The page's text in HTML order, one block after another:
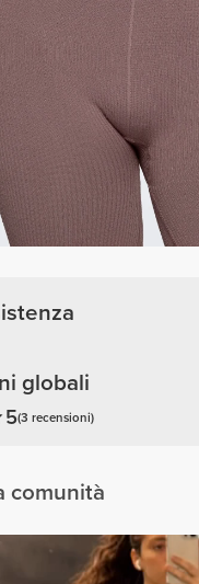
globali
5(3 recensioni)
comunità